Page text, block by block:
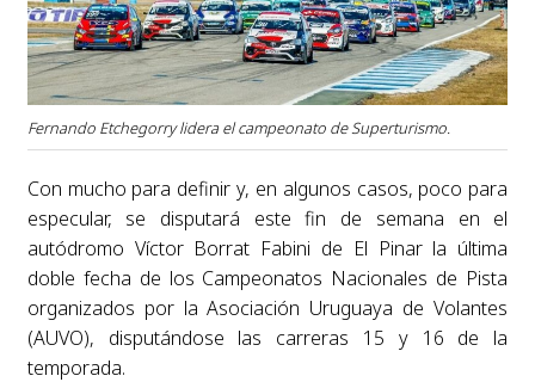
Fernando Etchegorry lidera el campeonato de Superturismo.
Con mucho para definir y, en algunos casos, poco para
especular, se disputará este fin de semana en el
autódromo Víctor Borrat Fabini de El Pinar la última
doble fecha de los Campeonatos Nacionales de Pista
organizados por la Asociación Uruguaya de Volantes
(AUVO), disputándose las carreras 15 y 16 de la
temporada.